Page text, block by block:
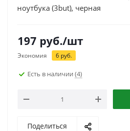
ноутбука (3but), черная
197 руб./шт
Экономия 6 руб.
Есть в наличии (4)
Поделиться